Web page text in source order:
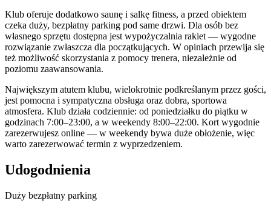
Klub oferuje dodatkowo saunę i salkę fitness, a przed obiektem
czeka duży, bezpłatny parking pod same drzwi. Dla osób bez
własnego sprzętu dostępna jest wypożyczalnia rakiet — wygodne
rozwiązanie zwłaszcza dla początkujących. W opiniach przewija się
też możliwość skorzystania z pomocy trenera, niezależnie od
poziomu zaawansowania.
Największym atutem klubu, wielokrotnie podkreślanym przez gości,
jest pomocna i sympatyczna obsługa oraz dobra, sportowa
atmosfera. Klub działa codziennie: od poniedziałku do piątku w
godzinach 7:00–23:00, a w weekendy 8:00–22:00. Kort wygodnie
zarezerwujesz online — w weekendy bywa duże obłożenie, więc
warto zarezerwować termin z wyprzedzeniem.
Udogodnienia
Duży bezpłatny parking